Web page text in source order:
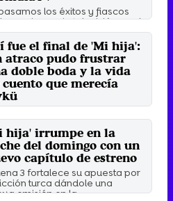
los éxitos y fiascos
cadenas de televisión en el
curso.
26 Diciembre 2021 10:50
fue el final de 'Mi hija':
atraco pudo frustrar
doble boda y la vida
cuento que merecía
que más alegrías ha
a Antena 3 se despide de
espectadores con un ...
27 Septiembre 2021 13:01
hija' irrumpe en la
del domingo con un
capítulo de estreno
3 fortalece su apuesta por
turca dándole una
emisión en la ...